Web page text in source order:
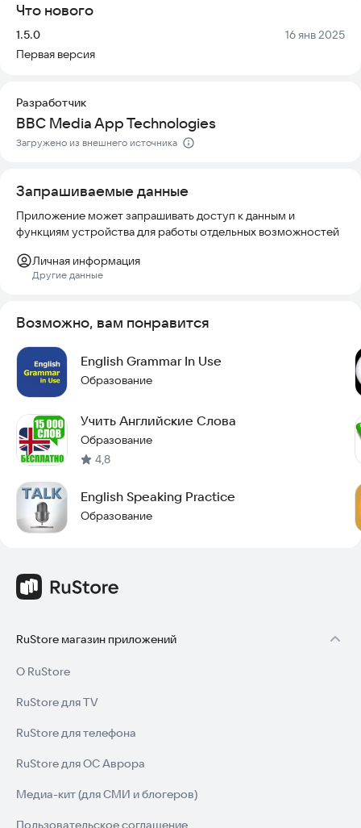
— Развитие навыков через новые актуальные истории
— Освоение фраз для повседневного общения
Мы всегда рядом, чтобы помочь вам говорить по-английски
Попробуйте приложение прямо сейчас и начните свой путь
к свободному владению языком.
Что нового
Версия:
1.5.0 Дата:
16 янв 2025
Первая версия
Разработчик
BBC Media App Technologies
Загружено из внешнего источника
Запрашиваемые данные
Приложение может запрашивать доступ к данным и
функциям устройства для работы отдельных возможностей
Личная информация
Другие данные
Возможно, вам понравится
English Grammar In Use
Образование
Учить Английские Слова
Образование
4,8
English Speaking Practice
Образование
RuStore магазин приложений
О RuStore
RuStore для TV
RuStore для телефона
RuStore для ОС Аврора
Медиа-кит (для СМИ и блогеров)
Пользовательское соглашение